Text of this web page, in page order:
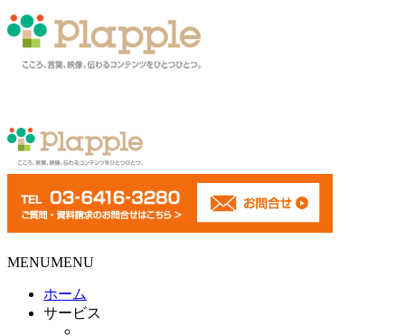
MENUMENU
ホーム
サービス